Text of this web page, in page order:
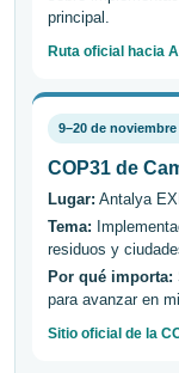
principal.
Ruta oficial hacia
9–20 de noviembre
COP31 de
Lugar: Antalya
Tema:
residuos y
Por qué importa:
para avanzar en
Sitio oficial de la